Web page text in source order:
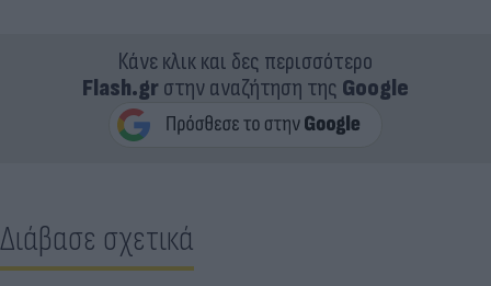
Κάνε κλικ και δες περισσότερο
Flash.grστην αναζήτηση της Google
Διάβασε σχετικά